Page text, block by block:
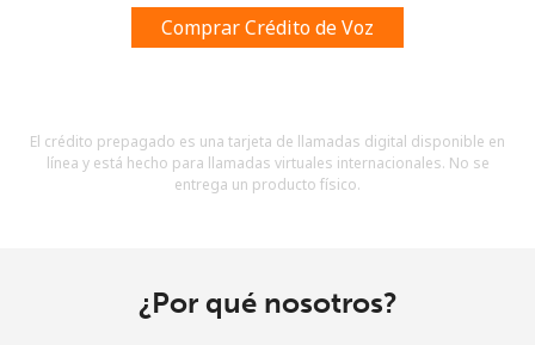
Un caracter especial
Al abrir una cuenta en este sitio web, estoy de acuerdo con
Términos y condiciones.
Comprar Crédito de Voz
El crédito prepagado es una tarjeta de llamadas digital disponible en
línea y está hecho para llamadas virtuales internacionales. No se
entrega un producto físico.
¿Por qué nosotros?